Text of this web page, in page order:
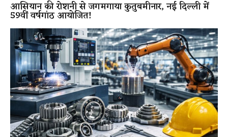
आसियान की रोशनी से जगमगाया कुतुबमीनार, नई दिल्ली में
59वीं वर्षगांठ आयोजित!